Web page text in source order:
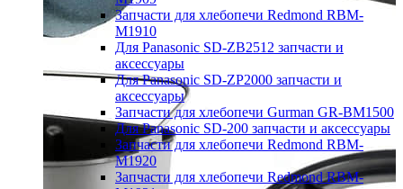
Запчасти для хлебопечи Redmond RBM-
M1910
Для Panasonic SD-ZB2512 запчасти и
аксессуары
Для Panasonic SD-ZP2000 запчасти и
аксессуары
Запчасти для хлебопечи Gurman GR-BM1500
Для Panasonic SD-200 запчасти и аксессуары
Запчасти для хлебопечи Redmond RBM-
M1920
Запчасти для хлебопечи Redmond RBM-